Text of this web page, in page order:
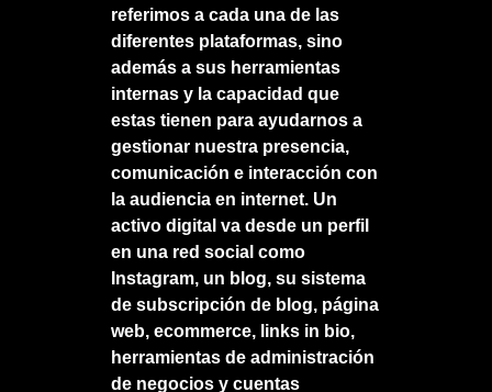
referimos a cada una de las
diferentes plataformas, sino
además a sus herramientas
internas y la capacidad que
estas tienen para ayudarnos a
gestionar nuestra presencia,
comunicación e interacción con
la audiencia en internet. Un
activo digital va desde un perfil
en una red social como
Instagram, un blog, su sistema
de subscripción de blog, página
web, ecommerce, links in bio,
herramientas de administración
de negocios y cuentas